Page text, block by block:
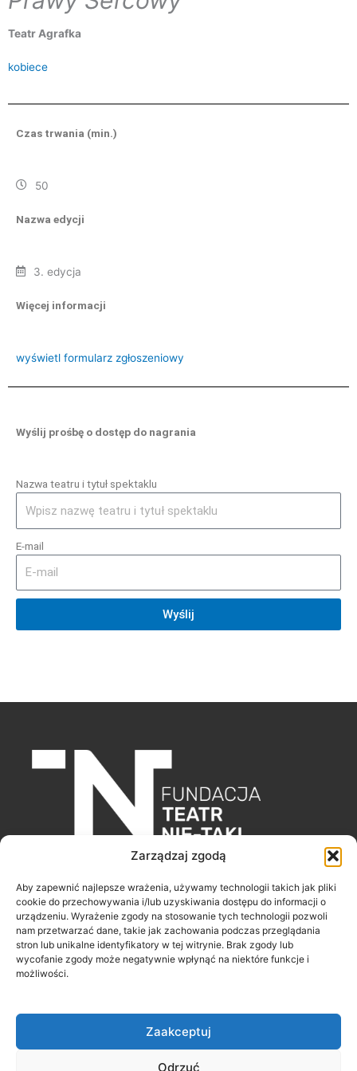
Zarządzaj zgodą
Aby zapewnić najlepsze wrażenia, używamy technologii takich jak pliki
cookie do przechowywania i/lub uzyskiwania dostępu do informacji o
urządzeniu. Wyrażenie zgody na stosowanie tych technologii pozwoli
nam przetwarzać dane, takie jak zachowania podczas przeglądania
stron lub unikalne identyfikatory w tej witrynie. Brak zgody lub
wycofanie zgody może negatywnie wpłynąć na niektóre funkcje i
możliwości.
Zaakceptuj
Odrzuć
Teatr Agrafka
kobiece
Czas trwania (min.)
50
Nazwa edycji
3. edycja
Więcej informacji
wyświetl formularz zgłoszeniowy
Wyślij prośbę o dostęp do nagrania
Nazwa teatru i tytuł spektaklu
E-mail
Wyślij
Fundacja Teatr Nie-Taki
ul. Poleska 43/29
51-354 Wrocław
F
o
o
k
-
I
g
r
a
m
Y
b
e